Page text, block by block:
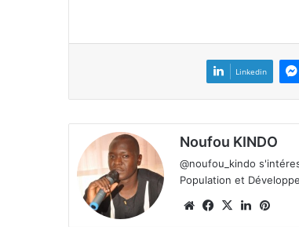
Linkedin
Noufou KINDO
@noufou_kindo
Population et
We Fa
X
Lin